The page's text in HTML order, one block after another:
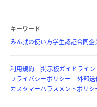
キーワード
みん就の使い方学生認証合同企
利用規約 掲示板ガイドライン
プライバシーポリシー
外部
カスタマーハラスメントポリシ